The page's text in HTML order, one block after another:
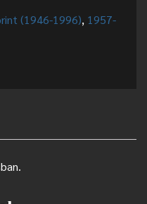
(1946-1996), 1957-